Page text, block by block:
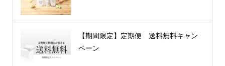
【期間限定】定期便 送料無料キャン
ペーン